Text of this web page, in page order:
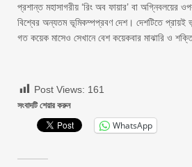
প্রশান্ত মহাসাগরীয় ‘রিং অব ফায়ার’ বা অগ্নিবলয়ের
বিশ্বের অন্যতম ভূমিকম্পপ্রবণ দেশ। দেশটিতে
গত কয়েক মাসেও সেখানে বেশ কয়েকবার মাঝারি ও
Post Views: 161
সংবাদটি শেয়ার করুন
WhatsApp